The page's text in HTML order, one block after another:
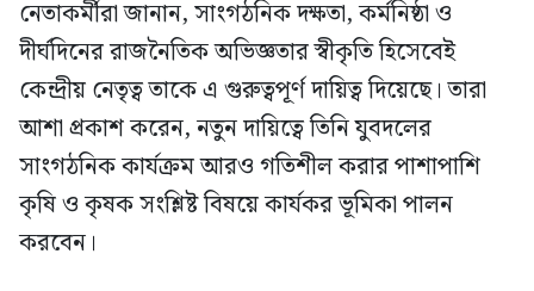
নেতাকর্মীরা জানান, সাংগঠনিক দক্ষতা, কর্মনিষ্ঠা ও
দীর্ঘদিনের রাজনৈতিক অভিজ্ঞতার স্বীকৃতি হিসেবেই
কেন্দ্রীয় নেতৃত্ব তাকে এ গুরুত্বপূর্ণ দায়িত্ব দিয়েছে। তারা
আশা প্রকাশ করেন, নতুন দায়িত্বে তিনি যুবদলের
সাংগঠনিক কার্যক্রম আরও গতিশীল করার পাশাপাশি
কৃষি ও কৃষক সংশ্লিষ্ট বিষয়ে কার্যকর ভূমিকা পালন
করবেন।